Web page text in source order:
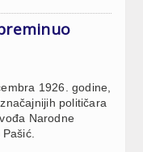
1926. godine,
političara
Narodne